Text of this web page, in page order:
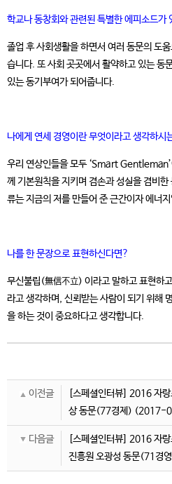
학교나 동창회와 관련된 특별한 에피소드가
졸업 후 사회생활을 하면서 여러 동문의 도
습니다. 또 사회 곳곳에서 활약하고 있는 동
있는 동기부여가 되어줍니다.
나에게 연세 경영이란 무엇이라고 생각하시
우리 연상인들을 모두 ‘Smart
께 기본원칙을 지키며 겸손과 성실을 겸비
류는 지금의 저를 만들어 준 근간이자 에너
나를 한 문장으로 표현하신다면?
무신불립(無信不立) 이라고 말하고 표현하
라고 생각하며, 신뢰받는 사람이 되기 위해
을 하는 것이 중요하다고 생각합니다.
이전글
[스페셜인터뷰] 2016 자
상 동문(77경제) (2017-
다음글
[스페셜인터뷰] 2016 자
진흥원 오광성 동문(71경